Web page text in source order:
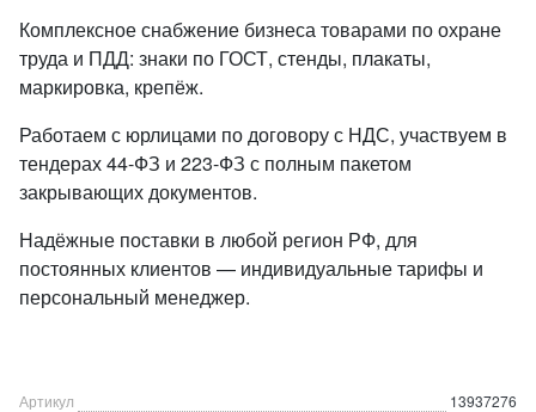
Комплексное снабжение бизнеса товарами по охране
труда и ПДД: знаки по ГОСТ, стенды, плакаты,
маркировка, крепёж.
Работаем с юрлицами по договору с НДС, участвуем в
тендерах 44-ФЗ и 223-ФЗ с полным пакетом
закрывающих документов.
Надёжные поставки в любой регион РФ, для
постоянных клиентов — индивидуальные тарифы и
персональный менеджер.
Артикул
13937276